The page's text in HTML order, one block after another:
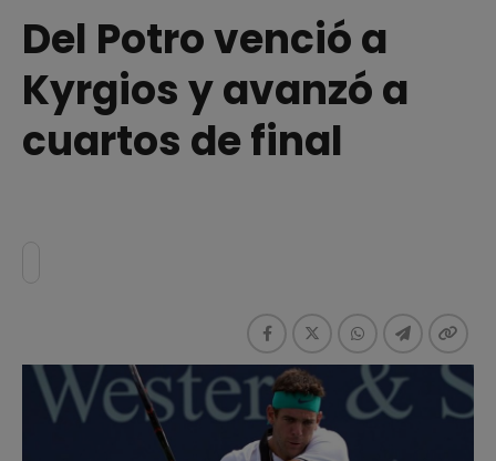
Del Potro venció a
Kyrgios y avanzó a
cuartos de final